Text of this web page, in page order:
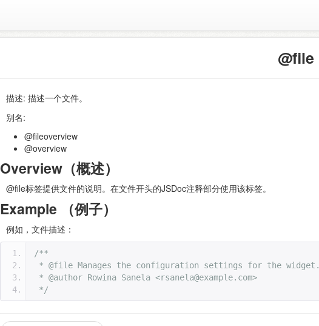
@file
描述: 描述一个文件。
别名:
@fileoverview
@overview
Overview（概述）
@file标签提供文件的说明。在文件开头的JSDoc注释部分使用该标签。
Example （例子）
例如，文件描述：
/**
* @file Manages the configuration settings for the widget.
* @author Rowina Sanela <rsanela@example.com>
*/